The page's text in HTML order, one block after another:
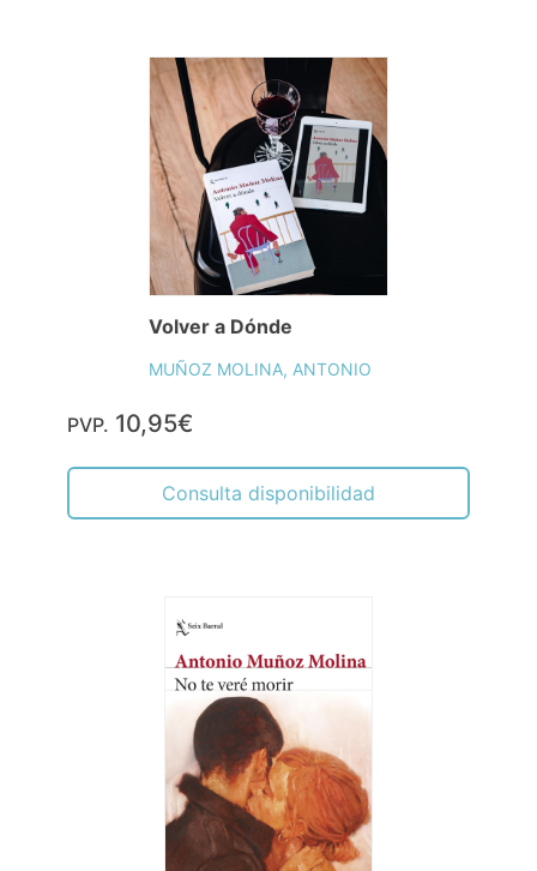
Volver a Dónde
MUÑOZ MOLINA, ANTONIO
PVP. 10,95€
Consulta disponibilidad